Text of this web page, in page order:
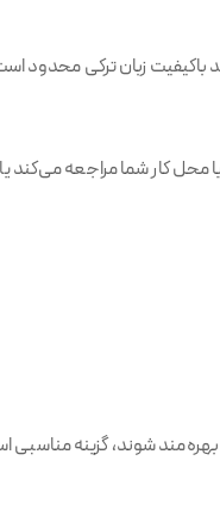
باکیفیت زبان ترکی محدود
کار شما مراجعه
شوند، گزینه مناسبی